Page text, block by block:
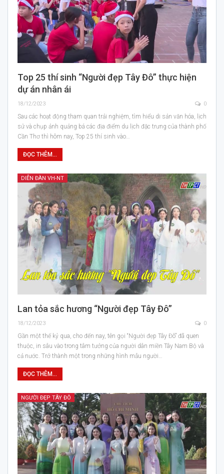
Top 25 thí sinh “Người đẹp Tây Đô” thực hiện
dự án nhân ái
18/12/2023 0
Sau các hoạt động tham quan trải nghiệm, tìm hiểu di sản văn hóa, lịch
sử và chụp ảnh quảng bá các địa điểm du lịch đặc trưng của thành phố
Cần Thơ thì hôm nay, Top 25 thí sinh vào…
ĐỌC THÊM...
DIỄN ĐÀN VH-NT
Lan tỏa sắc hương “Người đẹp Tây Đô”
18/12/2023 0
Gần một thế kỷ qua, cho đến nay, tên gọi “Người đẹp Tây Đô” đã quen
thuộc, in sâu vào trong tâm tưởng của người dân miền Tây Nam Bộ và
cả nước. Trở thành một trong những hình mẫu người…
ĐỌC THÊM...
NGƯỜI ĐẸP TÂY ĐÔ